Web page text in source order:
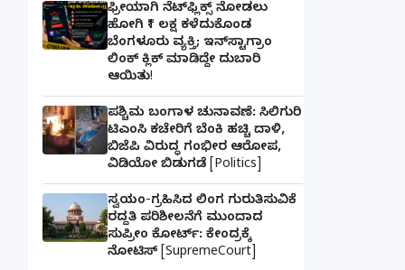
ಫ್ರೀಯಾಗಿ ನೆಟ್‌ಫ್ಲಿಕ್ಸ್ ನೋಡಲು
ಹೋಗಿ ₹1 ಲಕ್ಷ ಕಳೆದುಕೊಂಡ
ಬೆಂಗಳೂರು ವ್ಯಕ್ತಿ; ಇನ್‌ಸ್ಟಾಗ್ರಾಂ
ಲಿಂಕ್ ಕ್ಲಿಕ್ ಮಾಡಿದ್ದೇ ದುಬಾರಿ
ಆಯಿತು!
ಪಶ್ಚಿಮ ಬಂಗಾಳ ಚುನಾವಣೆ: ಸಿಲಿಗುರಿ
ಟಿಎಂಸಿ ಕಚೇರಿಗೆ ಬೆಂಕಿ ಹಚ್ಚಿ ದಾಳಿ,
ಬಿಜೆಪಿ ವಿರುದ್ಧ ಗಂಭೀರ ಆರೋಪ,
ವಿಡಿಯೋ ಬಿಡುಗಡೆ [Politics]
ಸ್ವಯಂ-ಗ್ರಹಿಸಿದ ಲಿಂಗ ಗುರುತಿಸುವಿಕೆ
ರದ್ದತಿ ಪರಿಶೀಲನೆಗೆ ಮುಂದಾದ
ಸುಪ್ರೀಂ ಕೋರ್ಟ್: ಕೇಂದ್ರಕ್ಕೆ
ನೋಟಿಸ್ [SupremeCourt]